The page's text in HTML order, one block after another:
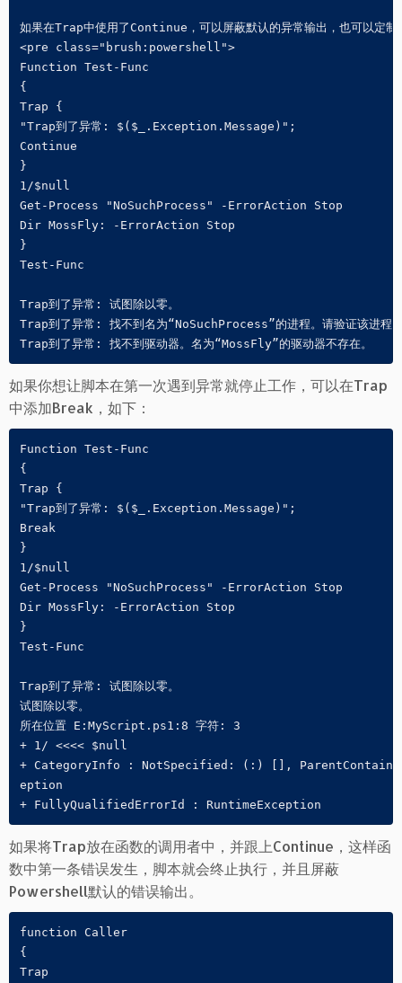
如果在Trap中使用了Continue，可以屏蔽默认的异常输出，也可以定制
<pre class="brush:powershell">
Function Test-Func
{
Trap {
"Trap到了异常: $($_.Exception.Message)";
Continue
}
1/$null
Get-Process "NoSuchProcess" -ErrorAction Stop
Dir MossFly: -ErrorAction Stop
}
Test-Func
Trap到了异常: 试图除以零。
Trap到了异常: 找不到名为“NoSuchProcess”的进程。请验证该进程
如果你想让脚本在第一次遇到异常就停止工作，可以在Trap
中添加Break，如下：
Function Test-Func
{
Trap {
"Trap到了异常: $($_.Exception.Message)";
Break
}
1/$null
Get-Process "NoSuchProcess" -ErrorAction Stop
Dir MossFly: -ErrorAction Stop
}
Test-Func
Trap到了异常: 试图除以零。
试图除以零。
所在位置 E:MyScript.ps1:8 字符: 3
+ 1/ <<<< $null
+ CategoryInfo : NotSpecified: (:) [],
eption
如果将Trap放在函数的调用者中，并跟上Continue，这样函
数中第一条错误发生，脚本就会终止执行，并且屏蔽
Powershell默认的错误输出。
function Caller
{
Trap